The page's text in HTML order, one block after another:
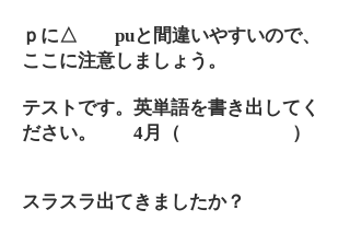
ｐに△ puと間違いやすいので、
ここに注意しましょう。
テストです。英単語を書き出してく
ださい。 4月（ ）
スラスラ出てきましたか？